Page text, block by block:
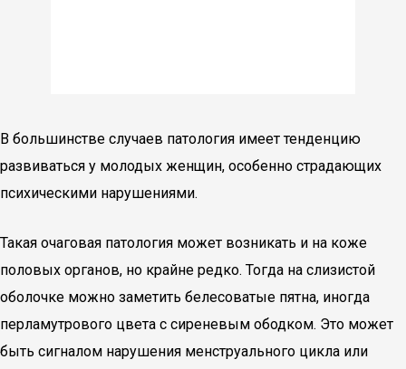
В большинстве случаев патология имеет тенденцию
развиваться у молодых женщин, особенно страдающих
психическими нарушениями.
Такая очаговая патология может возникать и на коже
половых органов, но крайне редко. Тогда на слизистой
оболочке можно заметить белесоватые пятна, иногда
перламутрового цвета с сиреневым ободком. Это может
быть сигналом нарушения менструального цикла или